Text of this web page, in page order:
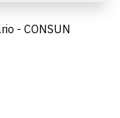
- CONSUN